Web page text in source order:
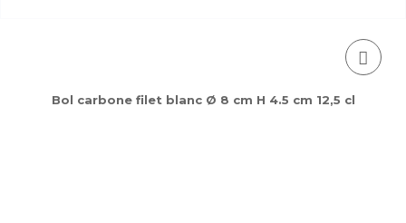
Bol carbone filet blanc Ø 8 cm H 4.5 cm 12,5 cl